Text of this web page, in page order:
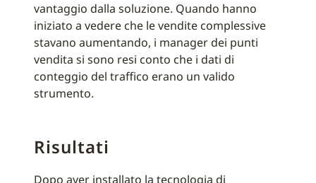
vantaggio dalla soluzione. Quando hanno
iniziato a vedere che le vendite complessive
stavano aumentando, i manager dei punti
vendita si sono resi conto che i dati di
conteggio del traffico erano un valido
strumento.
Risultati
Dopo aver installato la tecnologia di